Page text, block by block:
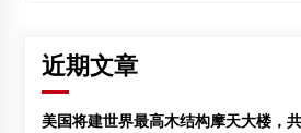
近期文章
美国将建世界最高木结构摩天大楼，